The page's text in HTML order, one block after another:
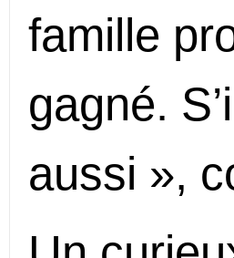
famille
gagné.
aussi »,